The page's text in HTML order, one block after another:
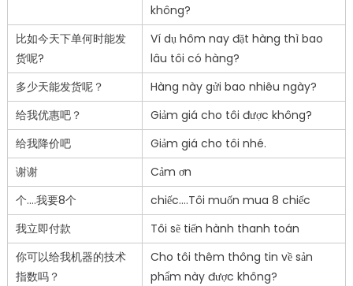
không?
比如今天下单何时能发
货呢?
Ví dụ hôm nay đặt hàng thì bao
lâu tôi có hàng?
多少天能发货呢？
Hàng này gửi bao nhiêu ngày?
给我优惠吧？
Giảm giá cho tôi được không?
给我降价吧
Giảm giá cho tôi nhé.
谢谢
Cảm ơn
个….我要8个
chiếc….Tôi muốn mua 8 chiếc
我立即付款
Tôi sẽ tiến hành thanh toán
你可以给我机器的技术
指数吗？
Cho tôi thêm thông tin về sản
phẩm này được không?